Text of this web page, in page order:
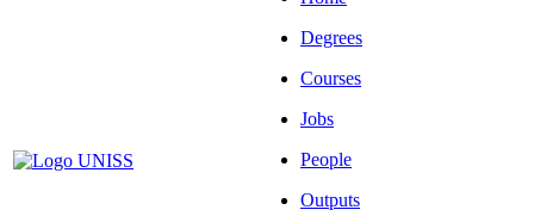
Degrees
Courses
Jobs
People
Outputs